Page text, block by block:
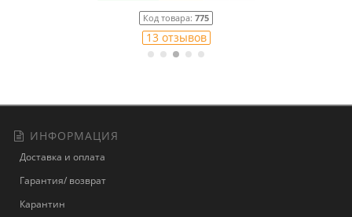
Код товара: 775
13 отзывов
ИНФОРМАЦИЯ
Доставка и оплата
Гарантия/ возврат
Карантин